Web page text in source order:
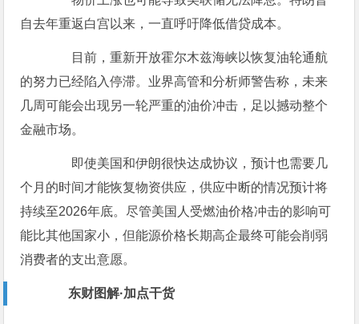
自去年重返白宫以来，一直呼吁降低借贷成本。
目前，重新开放霍尔木兹海峡以恢复油轮通航
的努力已经陷入停滞。业界高管和分析师警告称，未来
几周可能会出现另一轮严重的油价冲击，足以撼动整个
金融市场。
即使美国和伊朗很快达成协议，预计也需要几
个月的时间才能恢复物资供应，供应中断的情况预计将
持续至2026年底。尽管美国人受燃油价格冲击的影响可
能比其他国家小，但能源价格长期高企最终可能会削弱
消费者的支出意愿。
东财图解·加点干货